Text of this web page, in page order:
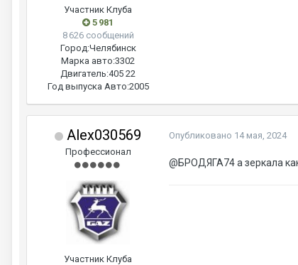
Участник Клуба
5 981
8 626 сообщений
Город:Челябинск
Марка авто:3302
Двигатель:405 22
Год выпуска Авто:2005
Alex030569
Профессионал
Участник Клуба
Опубликовано 14 мая, 2024
@БРОДЯГА74а зеркала